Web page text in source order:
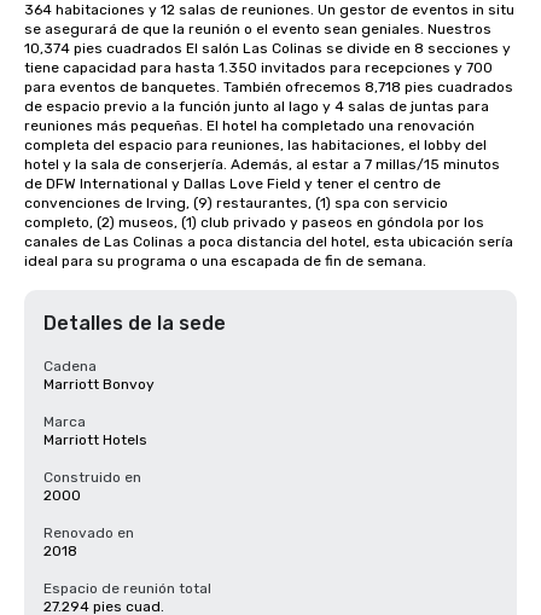
364 habitaciones y 12 salas de reuniones. Un gestor de eventos in situ
se asegurará de que la reunión o el evento sean geniales. Nuestros
10,374 pies cuadrados El salón Las Colinas se divide en 8 secciones y
tiene capacidad para hasta 1.350 invitados para recepciones y 700
para eventos de banquetes. También ofrecemos 8,718 pies cuadrados
de espacio previo a la función junto al lago y 4 salas de juntas para
reuniones más pequeñas. El hotel ha completado una renovación
completa del espacio para reuniones, las habitaciones, el lobby del
hotel y la sala de conserjería. Además, al estar a 7 millas/15 minutos
de DFW International y Dallas Love Field y tener el centro de
convenciones de Irving, (9) restaurantes, (1) spa con servicio
completo, (2) museos, (1) club privado y paseos en góndola por los
canales de Las Colinas a poca distancia del hotel, esta ubicación sería
ideal para su programa o una escapada de fin de semana.
Detalles de la sede
Cadena
Marriott Bonvoy
Marca
Marriott Hotels
Construido en
2000
Renovado en
2018
Espacio de reunión total
27.294 pies cuad.